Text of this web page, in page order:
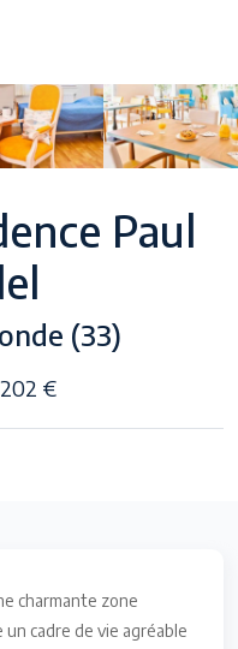
Paul
(33)
€
charmante zone
cadre de vie agréable